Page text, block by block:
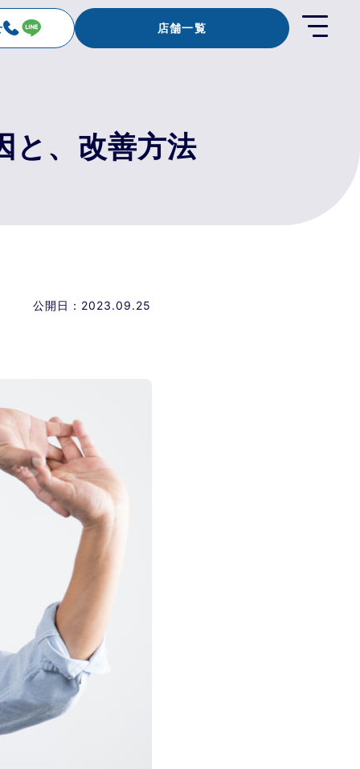
店舗一覧
と、改善方法
公開日：2023.09.25